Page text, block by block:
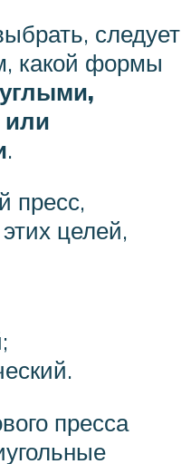
следует
какой формы
.
пресс,
целей,
пресса